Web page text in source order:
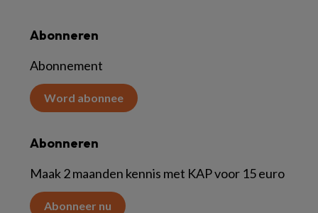
Abonneren
Abonnement
Word abonnee
Abonneren
Maak 2 maanden kennis met KAP voor 15 euro
Abonneer nu